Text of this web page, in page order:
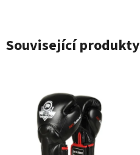
Související produkty